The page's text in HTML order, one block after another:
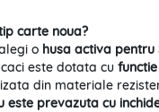
carte noua?
o husa activa pentru
caci este dotata cu
din materiale
este prevazuta cu